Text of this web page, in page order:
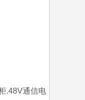
.48V通信电